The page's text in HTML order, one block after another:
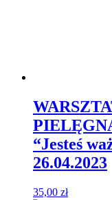
“Jesteś
26.04.2023
35,00 zł